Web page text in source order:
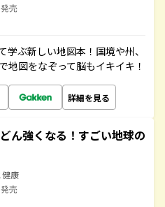
売
ぶ新しい地図本！国境や州、
地図をなぞって脳もイキイキ！
詳細を見る
ん強くなる！すごい地球の
健康
売